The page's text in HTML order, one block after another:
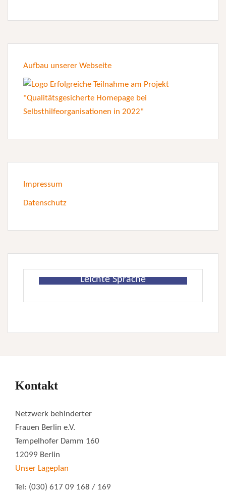
Aufbau unserer Webseite
Impressum
Datenschutz
Leichte Sprache
Kontakt
Netzwerk behinderter
Frauen Berlin e.V.
Tempelhofer Damm 160
12099 Berlin
Unser Lageplan
Tel: (030) 617 09 168 / 169